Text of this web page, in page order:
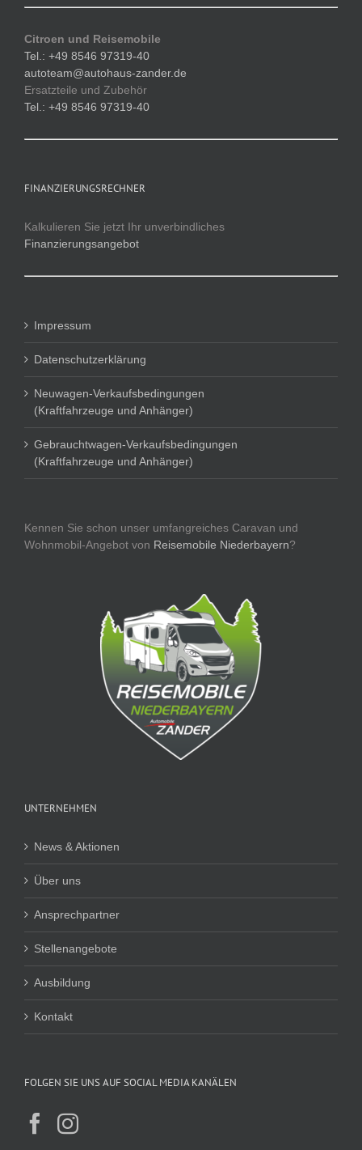
Citroen und Reisemobile
Tel.: +49 8546 97319-40
autoteam@autohaus-zander.de
Ersatzteile und Zubehör
Tel.: +49 8546 97319-40
FINANZIERUNGSRECHNER
Kalkulieren Sie jetzt Ihr unverbindliches
Finanzierungsangebot
Impressum
Datenschutzerklärung
Neuwagen-Verkaufsbedingungen
(Kraftfahrzeuge und Anhänger)
Gebrauchtwagen-Verkaufsbedingungen
(Kraftfahrzeuge und Anhänger)
Kennen Sie schon unser umfangreiches Caravan und
Wohnmobil-Angebot von Reisemobile Niederbayern?
UNTERNEHMEN
News & Aktionen
Über uns
Ansprechpartner
Stellenangebote
Ausbildung
Kontakt
FOLGEN SIE UNS AUF SOCIAL MEDIA KANÄLEN